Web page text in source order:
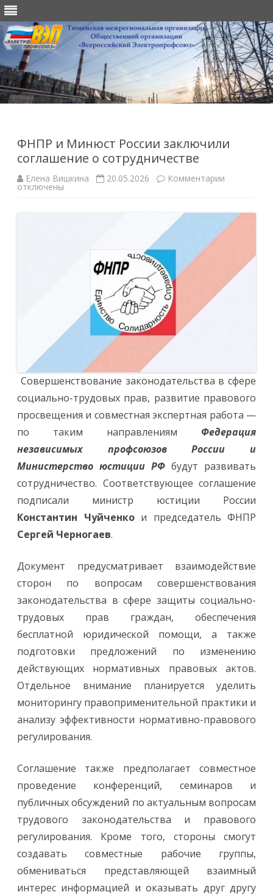
ФНПР и Минюст России заключили
соглашение о сотрудничестве
Елена Вишкина 20.05.2026 Комментарии
Минюст
России
заключили
отключены
Совершенствование законодательства в сфере
социально-трудовых прав, развитие правового
просвещения и совместная экспертная работа —
по таким направлениям Федерация
независимых профсоюзов России и
Министерство юстиции РФ будут развивать
сотрудничество. Соответствующее соглашение
подписали министр юстиции России
Константин Чуйченкои председатель ФНПР
Сергей Черногаев.
Документ предусматривает взаимодействие
сторон по вопросам совершенствования
законодательства в сфере защиты социально-
трудовых прав граждан, обеспечения
бесплатной юридической помощи, а также
подготовки предложений по изменению
действующих нормативных правовых актов.
Отдельное внимание планируется уделить
мониторингу правоприменительной практики и
анализу эффективности нормативно-правового
регулирования.
Соглашение также предполагает совместное
проведение конференций, семинаров и
публичных обсуждений по актуальным вопросам
трудового законодательства и правового
регулирования. Кроме того, стороны смогут
создавать совместные рабочие группы,
обмениваться представляющей взаимный
интерес информацией и оказывать друг другу